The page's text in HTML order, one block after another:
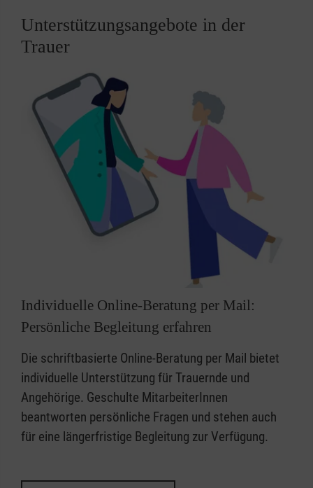
Unterstützungsangebote in der
Trauer
Individuelle Online-Beratung per Mail:
Persönliche Begleitung erfahren
Die schriftbasierte Online-Beratung per Mail bietet
individuelle Unterstützung für Trauernde und
Angehörige. Geschulte MitarbeiterInnen
beantworten persönliche Fragen und stehen auch
für eine längerfristige Begleitung zur Verfügung.